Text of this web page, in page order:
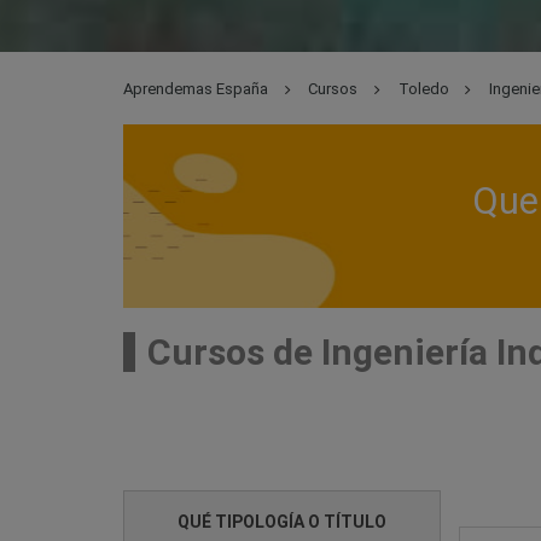
Aprendemas España Cursos Toledo
Cursos de Ingeniería
QUÉ TIPOLOGÍA O TÍTULO